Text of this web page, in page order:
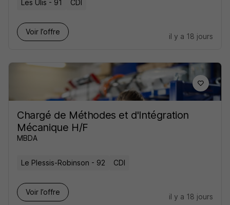
Les Ulis - 91 CDI
Voir l’offre
il y a 18 jours
Chargé de Méthodes et d'Intégration
Mécanique H/F
MBDA
Le Plessis-Robinson - 92 CDI
Voir l’offre
il y a 18 jours